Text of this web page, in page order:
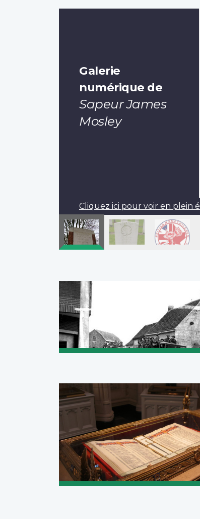
Galerie
numérique de
Sapeur James
Mosley
Cliquez ici pour voir en plein